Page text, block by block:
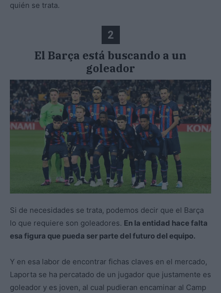
quién se trata.
2
El Barça está buscando a un
goleador
Si de necesidades se trata, podemos decir que el Barça
lo que requiere son goleadores. En la entidad hace falta
esa figura que pueda ser parte del futuro del equipo.
Y en esa labor de encontrar fichas claves en el mercado,
Laporta se ha percatado de un jugador que justamente es
goleador y es joven, al cual pudieran encaminar al Camp